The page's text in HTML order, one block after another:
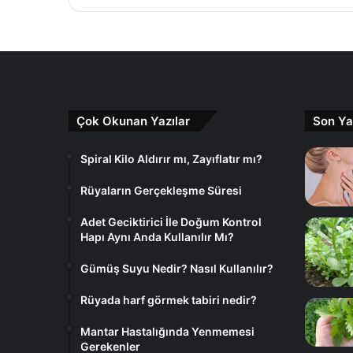
Çok Okunan Yazılar
Spiral Kilo Aldırır mı, Zayıflatır mı?
Rüyaların Gerçekleşme Süresi
Adet Geciktirici İle Doğum Kontrol
Hapı Aynı Anda Kullanılır Mı?
Gümüş Suyu Nedir? Nasıl Kullanılır?
Rüyada harf görmek tabiri nedir?
Mantar Hastalığında Yenmemesi
Gerekenler
Son